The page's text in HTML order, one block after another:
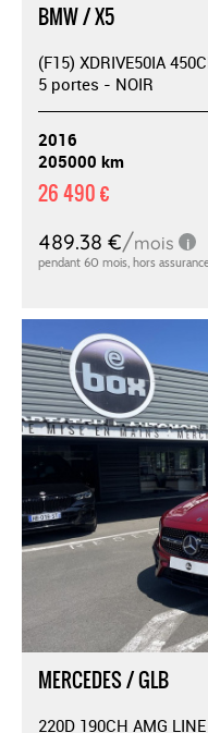
BMW / X5
(F15) XDRIVE50IA
5 portes - NOIR
2016
205000 km
26 490 €
MERCEDES / GLB
220D 190CH AMG